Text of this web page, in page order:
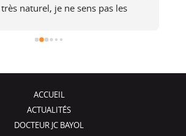
naturel, je ne sens pas les
conseils, je recommande !
ACCUEIL
ACTUALITÉS
DOCTEUR JC BAYOL